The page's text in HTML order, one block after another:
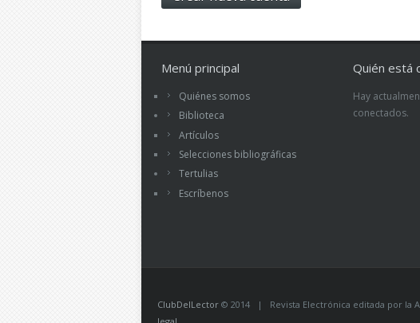
Menú principal
Quiénes somos
Biblioteca
Artículos
Selecciones bibliográficas
Tertulias
Escríbenos
Quién está
Hay
conectados.
ClubDelLector © 2014 | Revista Electrónica editada por la